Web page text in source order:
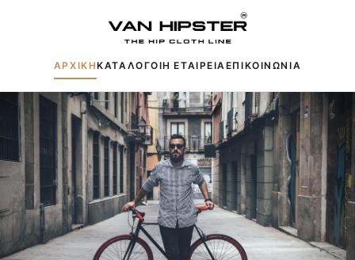
ΑΡΧΙΚΗΚΑΤΑΛΟΓΟΙΗ ΕΤΑΙΡΕΙΑΕΠΙΚΟΙΝΩΝΙΑ
Δημοφιλείς αναζητήσεις: Πουκάμισα
Μπουφάν
Παντελόνια
Πλεκτά